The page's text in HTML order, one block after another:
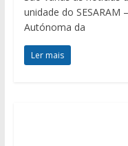
unidade do SESARAM
Autónoma da
Ler mais